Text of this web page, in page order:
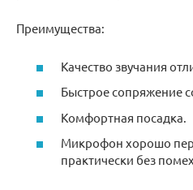
Преимущества:
Качество звучания
Быстрое сопряжение
Комфортная посадка.
Микрофон хорошо
практически без